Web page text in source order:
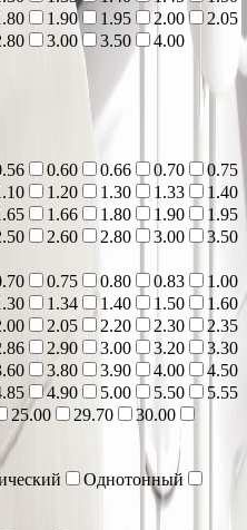
1.90 1.95 2.00
2.05
3.00 3.50 4.00
0.60 0.66 0.70
0.75
1.20 1.30 1.33
1.40
1.66 1.80 1.90
1.95
2.60 2.80 3.00
3.50
0.75 0.80 0.83
1.00
1.34 1.40 1.50
1.60
2.05 2.20 2.30
2.35
2.90 3.00 3.20
3.30
3.80 3.90 4.00
4.50
4.90 5.00 5.50
5.55
25.00 29.70
30.00
Однотонный